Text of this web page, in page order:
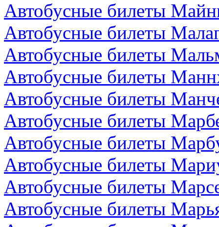
Автобусные билеты
Автобусные билеты
Автобусные билеты
Автобусные билеты
Автобусные билеты
Автобусные билеты
Автобусные билеты
Автобусные билеты
Автобусные билеты
Автобусные билеты